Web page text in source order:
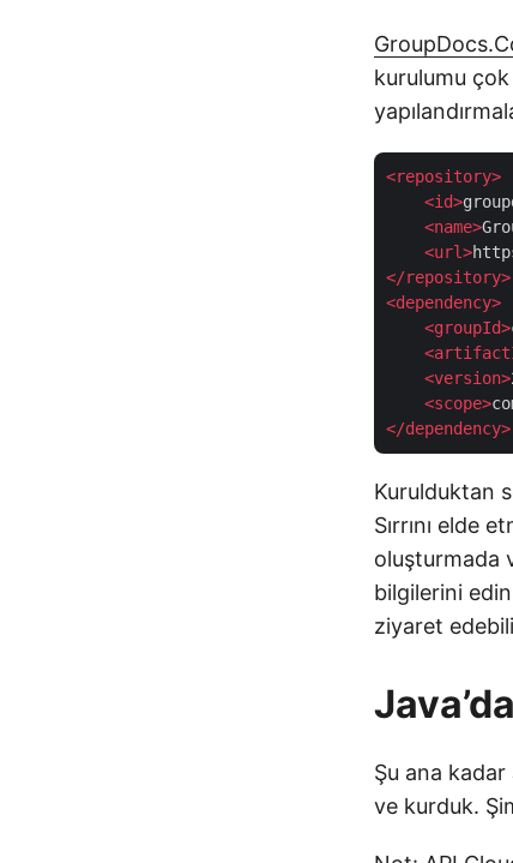
kurulumu
<repository>
<id>
<name>
<url>
</repository>
<dependency>
<groupId>
    <
<version>
<scope>
</dependency>
Kurulduktan
Sırrını elde
oluşturmada
bilgilerini
ziyaret
Şu ana
ve kurduk.